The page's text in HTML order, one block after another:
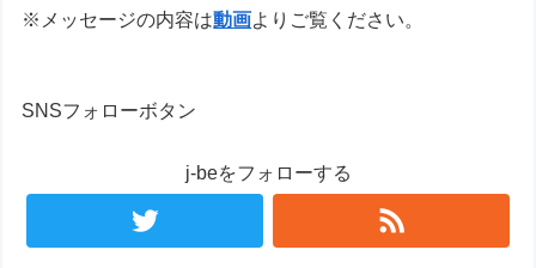
※メッセージの内容は動画よりご覧ください。
SNSフォローボタン
j-beをフォローする